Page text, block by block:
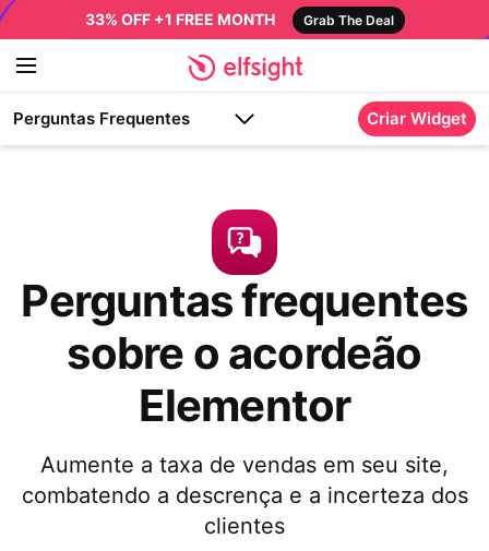
33% OFF +1 FREE MONTH Grab The Deal
Perguntas Frequentes Criar Widget
Perguntas frequentes
sobre o acordeão
Elementor
Aumente a taxa de vendas em seu site,
combatendo a descrença e a incerteza dos
clientes